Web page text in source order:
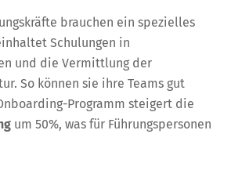
brauchen ein spezielles
Schulungen in
und die Vermittlung der
So können sie ihre Teams gut
Programm steigert die
um 50%, was für Führungspersonen